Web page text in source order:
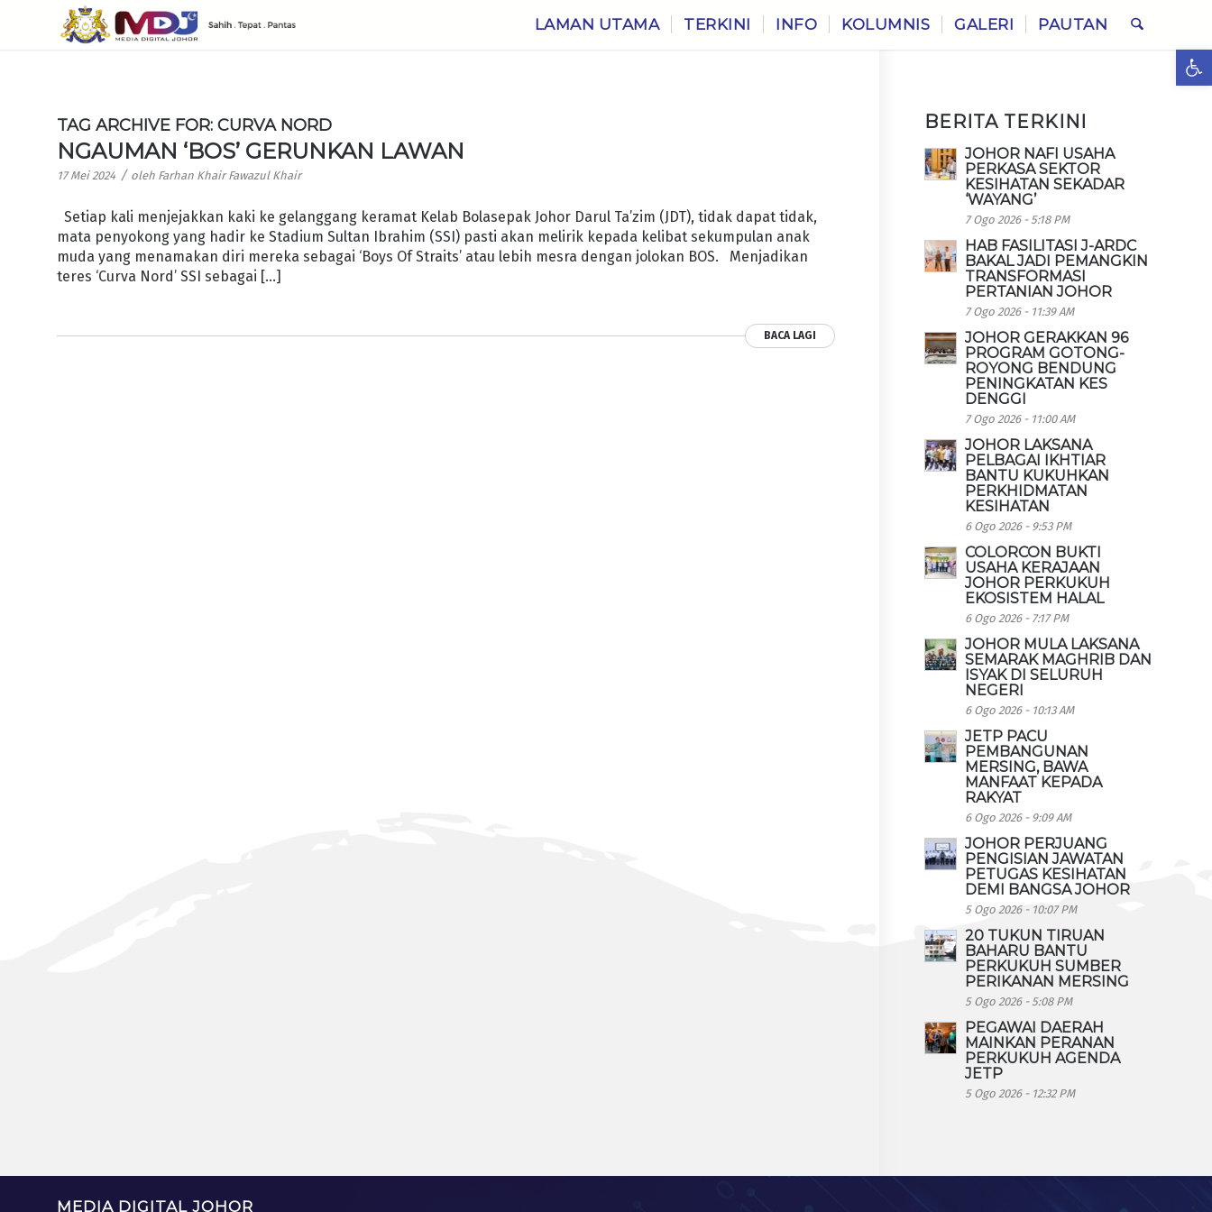
LAMAN UTAMA TERKINI INFO KOLUMNIS GALERI PAUTAN
TAG ARCHIVE FOR:CURVA NORD
NGAUMAN ‘BOS’ GERUNKAN LAWAN
17 Mei 2024 / oleh Farhan Khair Fawazul Khair
Setiap kali menjejakkan kaki ke gelanggang keramat Kelab Bolasepak Johor Darul Ta’zim (JDT), tidak dapat tidak,
mata penyokong yang hadir ke Stadium Sultan Ibrahim (SSI) pasti akan melirik kepada kelibat sekumpulan anak
muda yang menamakan diri mereka sebagai ‘Boys Of Straits’ atau lebih mesra dengan jolokan BOS. Menjadikan
teres ‘Curva Nord’ SSI sebagai […]
BACA LAGI
BERITA TERKINI
JOHOR NAFI USAHA
PERKASA SEKTOR
KESIHATAN SEKADAR
‘WAYANG’
7 Ogo 2026 - 5:18 PM
HAB FASILITASI J-ARDC
BAKAL JADI PEMANGKIN
TRANSFORMASI
PERTANIAN JOHOR
7 Ogo 2026 - 11:39 AM
JOHOR GERAKKAN 96
PROGRAM GOTONG-
ROYONG BENDUNG
PENINGKATAN KES
DENGGI
7 Ogo 2026 - 11:00 AM
JOHOR LAKSANA
PELBAGAI IKHTIAR
BANTU KUKUHKAN
PERKHIDMATAN
KESIHATAN
6 Ogo 2026 - 9:53 PM
COLORCON BUKTI
USAHA KERAJAAN
JOHOR PERKUKUH
EKOSISTEM HALAL
6 Ogo 2026 - 7:17 PM
JOHOR MULA LAKSANA
SEMARAK MAGHRIB DAN
ISYAK DI SELURUH
NEGERI
6 Ogo 2026 - 10:13 AM
JETP PACU
PEMBANGUNAN
MERSING, BAWA
MANFAAT KEPADA
RAKYAT
6 Ogo 2026 - 9:09 AM
JOHOR PERJUANG
PENGISIAN JAWATAN
PETUGAS KESIHATAN
DEMI BANGSA JOHOR
5 Ogo 2026 - 10:07 PM
20 TUKUN TIRUAN
BAHARU BANTU
PERKUKUH SUMBER
PERIKANAN MERSING
5 Ogo 2026 - 5:08 PM
PEGAWAI DAERAH
MAINKAN PERANAN
PERKUKUH AGENDA
JETP
5 Ogo 2026 - 12:32 PM
MEDIA DIGITAL JOHOR